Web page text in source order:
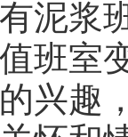
泥浆
班室
兴趣